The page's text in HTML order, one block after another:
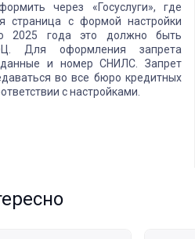
через «Госуслуги», где
страница с формой настройки
2025 года это должно быть
Для оформления запрета
данные и номер СНИЛС. Запрет
во все бюро кредитных
с настройками.